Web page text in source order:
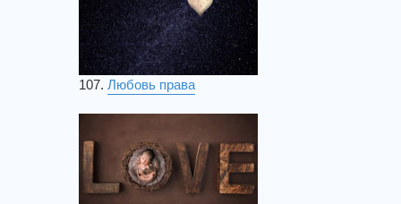
107. Любовь права